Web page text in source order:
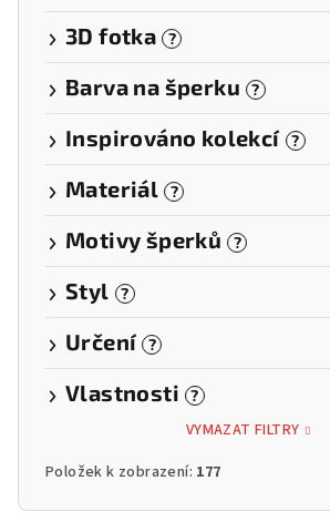
3D fotka ?
Barva na šperku ?
Inspirováno kolekcí ?
Materiál ?
Motivy šperků ?
Styl ?
Určení ?
Vlastnosti ?
VYMAZAT FILTRY
Položek k zobrazení: 177